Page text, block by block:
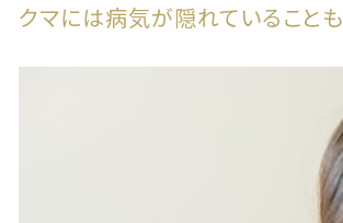
クマには病気が隠れていることも